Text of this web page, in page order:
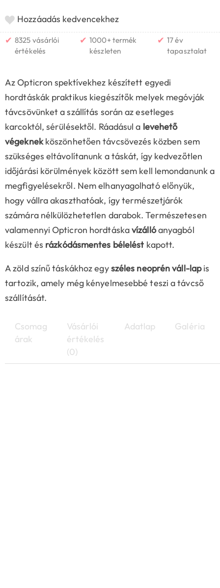
Hozzáadás kedvencekhez
✔ 8325 vásárlói
értékelés
✔ 1000+ termék
készleten
✔ 17 év
tapasztalat
Az Opticron spektívekhez készített egyedi
hordtáskák praktikus kiegészítők melyek megóvják
távcsövünket a szállítás során az esetleges
karcoktól, sérülésektől. Ráadásul a levehető
végeknekköszönhetően távcsövezés közben sem
szükséges eltávolítanunk a táskát, így kedvezőtlen
időjárási körülmények között sem kell lemondanunk a
megfigyelésekről. Nem elhanyagolható előnyük,
hogy vállra akaszthatóak, így természetjárók
számára nélkülözhetetlen darabok. Természetesen
valamennyi Opticron hordtáskavízállóanyagból
készült és rázkódásmentes bélelést kapott.
A zöld színű táskákhoz egyszéles neoprén váll-lapis
tartozik, amely még kényelmesebbé teszi a távcső
szállítását.
Csomag
árak
Vásárlói
értékelés
(0)
Adatlap Galéria